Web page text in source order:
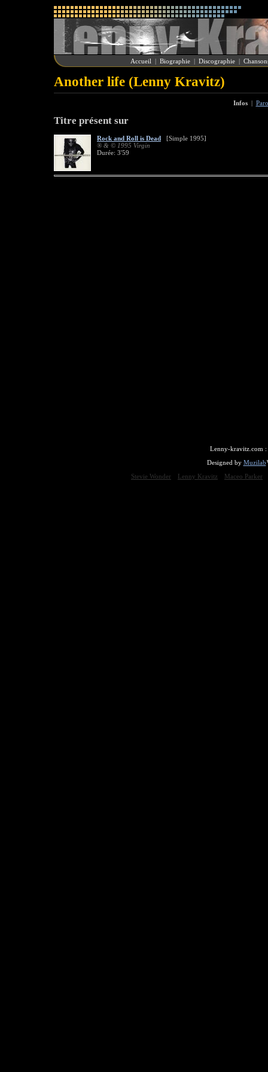
Accueil | Biographie | Discographie |
Another life (Lenny Kravitz)
Infos|
Titre présent sur
Rock and Roll is Dead
[Simple 1995]
® & © 1995 Virgin
Durée: 3'59
Lenny-kravitz.com :
Designed by Muzilab
Stevie Wonder
Lenny Kravitz Maceo Parker